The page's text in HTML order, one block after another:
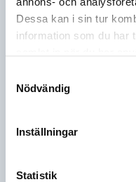
Dessa kan i sin tur
information som du har
Nödvändig
Inställningar
Statistik